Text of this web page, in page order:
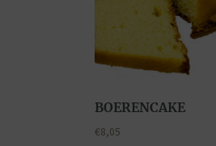
BOERENCAKE
€8,05